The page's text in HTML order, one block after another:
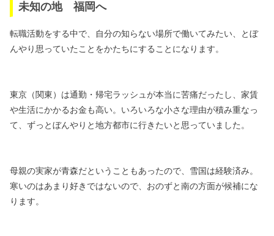
未知の地 福岡へ
転職活動をする中で、自分の知らない場所で働いてみたい、
とぼ
んやり思っていたことをかたちにすることになります。
東京（関東）は通勤・帰宅ラッシュが本当に苦痛だったし、 家賃
や生活にかかるお金も高い。 いろいろな小さな理由が積み重なっ
て、 ずっとぼんやりと地方都市に行きたいと思っていました。
母親の実家が青森だということもあったので、雪国は経験済み。
寒いのはあまり好きではないので、おのずと南の方面が候補にな
ります。